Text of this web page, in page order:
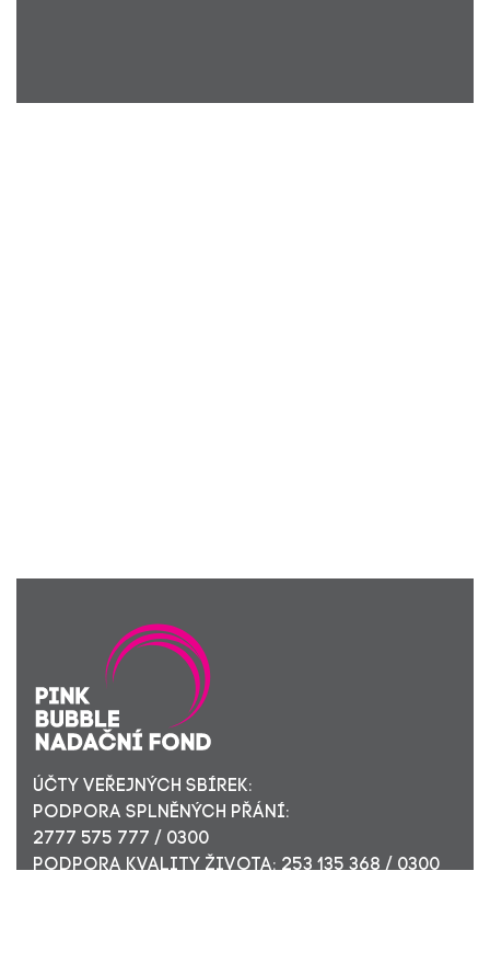
ÚČTY VEŘEJNÝCH SBÍREK:
PODPORA SPLNĚNÝCH PŘÁNÍ:
2777 575 777 / 0300
PODPORA KVALITY ŽIVOTA: 253 135 368 / 0300